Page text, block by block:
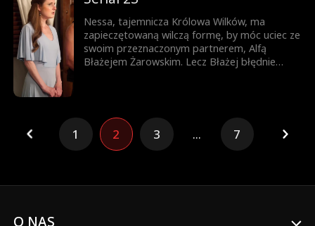
pojawia się szansa, by Błażej zrozumiał
prawdę – lecz czy nie będzie już za późno?
Nessa, tajemnicza Królowa Wilków, ma
zapieczętowaną wilczą formę, by móc uciec ze
swoim przeznaczonym partnerem, Alfą
Błażejem Żarowskim. Lecz Błażej błędnie
pojawia się szansa, by Błażej zrozumiał
prawdę – lecz czy nie będzie już za późno?
1 2 3 ... 7
O NAS